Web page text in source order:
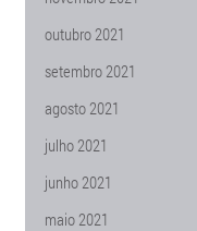
outubro 2021
setembro 2021
agosto 2021
julho 2021
junho 2021
maio 2021